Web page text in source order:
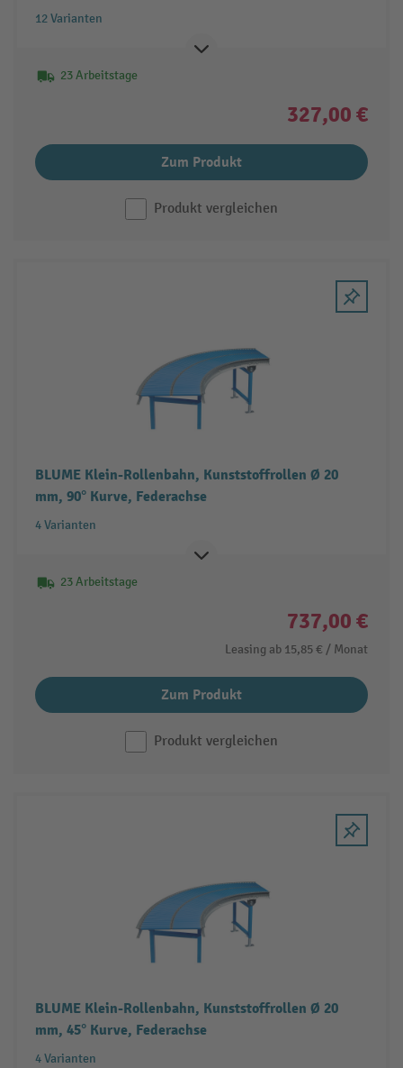
12 Varianten
23 Arbeitstage
327,00 €
Zum Produkt
Produkt vergleichen
BLUME Klein-Rollenbahn, Kunststoffrollen Ø 20
mm, 90° Kurve, Federachse
4 Varianten
23 Arbeitstage
737,00 €
Leasing ab 15,85 € / Monat
Zum Produkt
Produkt vergleichen
BLUME Klein-Rollenbahn, Kunststoffrollen Ø 20
mm, 45° Kurve, Federachse
4 Varianten